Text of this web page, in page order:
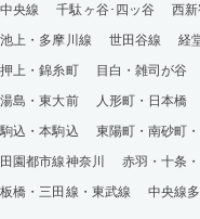
中央線
千駄ヶ谷･四ッ谷 西
池上・多摩川線
世田谷線 経
押上・錦糸町
目白・雑司が谷
湯島・東大前
人形町・日本橋
駒込・本駒込
東陽町・南砂町
田園都市線神奈川
赤羽・十条
板橋・三田線・東武線
中央線